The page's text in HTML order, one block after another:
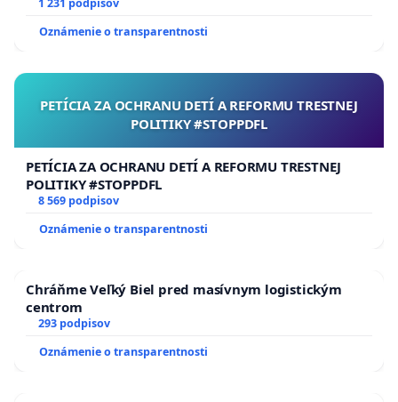
1 231 podpisov
Oznámenie o transparentnosti
PETÍCIA ZA OCHRANU DETÍ A REFORMU TRESTNEJ
POLITIKY #STOPPDFL
PETÍCIA ZA OCHRANU DETÍ A REFORMU TRESTNEJ
POLITIKY #STOPPDFL
8 569 podpisov
Oznámenie o transparentnosti
Chráňme Veľký Biel pred masívnym logistickým
centrom
293 podpisov
Oznámenie o transparentnosti